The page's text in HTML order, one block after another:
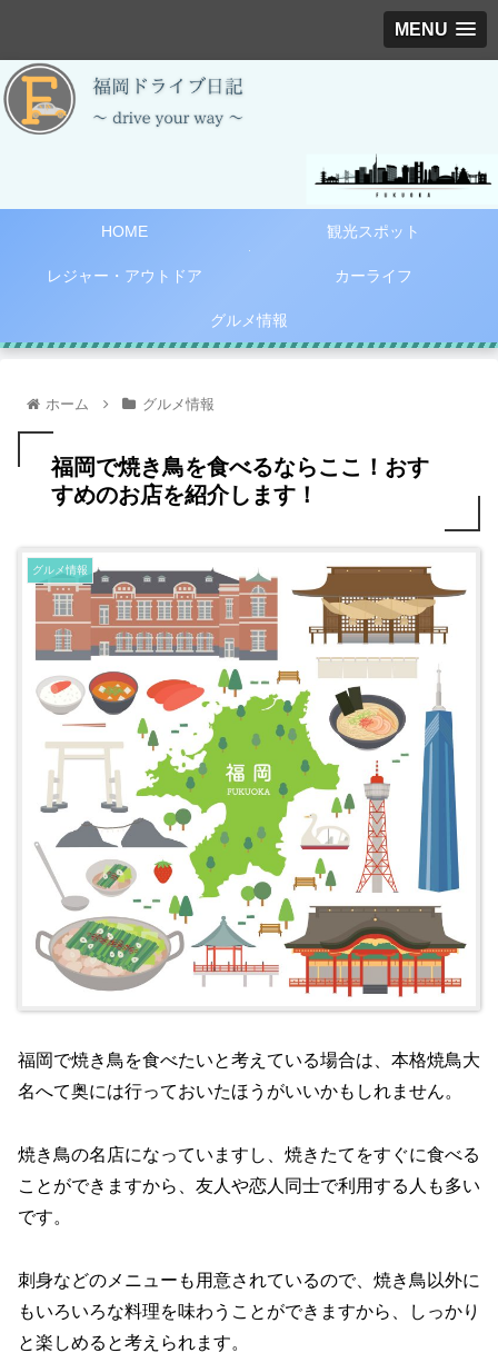
MENU
HOME 観光スポット
レジャー・アウトドア カーライフ
グルメ情報
ホーム グルメ情報
福岡で焼き鳥を食べるならここ！おす
すめのお店を紹介します！
グルメ情報
福岡で焼き鳥を食べたいと考えている場合は、本格焼鳥大
名へて奥には行っておいたほうがいいかもしれません。
焼き鳥の名店になっていますし、焼きたてをすぐに食べる
ことができますから、友人や恋人同士で利用する人も多い
です。
刺身などのメニューも用意されているので、焼き鳥以外に
もいろいろな料理を味わうことができますから、しっかり
と楽しめると考えられます。